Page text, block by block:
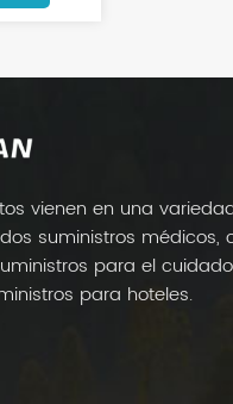
vienen en una
suministros médicos,
para el
para hoteles.